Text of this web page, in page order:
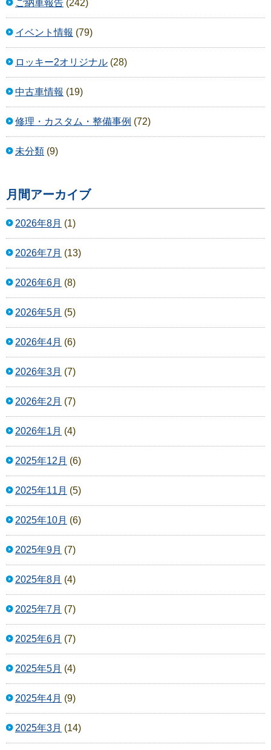
ご納車報告 (242)
イベント情報 (79)
ロッキー2オリジナル (28)
中古車情報 (19)
修理・カスタム・整備事例 (72)
未分類 (9)
月間アーカイブ
2026年8月 (1)
2026年7月 (13)
2026年6月 (8)
2026年5月 (5)
2026年4月 (6)
2026年3月 (7)
2026年2月 (7)
2026年1月 (4)
2025年12月 (6)
2025年11月 (5)
2025年10月 (6)
2025年9月 (7)
2025年8月 (4)
2025年7月 (7)
2025年6月 (7)
2025年5月 (4)
2025年4月 (9)
2025年3月 (14)